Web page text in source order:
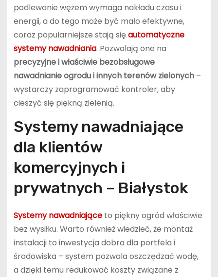
podlewanie wężem wymaga nakładu czasu i
energii, a do tego może być mało efektywne,
coraz popularniejsze stają sięautomatyczne
systemy nawadniania. Pozwalają one na
precyzyjne i właściwie bezobsługowe
nawadnianie ogrodu i innych terenów zielonych–
wystarczy zaprogramować kontroler, aby
cieszyć się piękną zielenią.
Systemy nawadniające
dla klientów
komercyjnych i
prywatnych – Białystok
Systemy nawadniająceto piękny ogród właściwie
bez wysiłku. Warto również wiedzieć, że montaż
instalacji to inwestycja dobra dla portfela i
środowiska – system pozwala oszczędzać wodę,
a dzięki temu redukować koszty związane z